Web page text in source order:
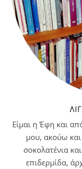
Είμαι η Έφη και
μου, ακούω
σοκολατένια
επιδερμίδα,